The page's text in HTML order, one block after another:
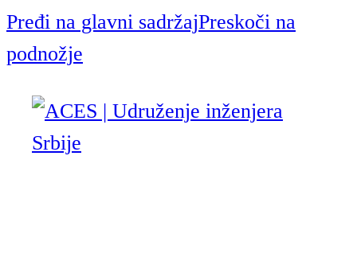
Pređi na glavni sadržajPreskoči na
podnožje